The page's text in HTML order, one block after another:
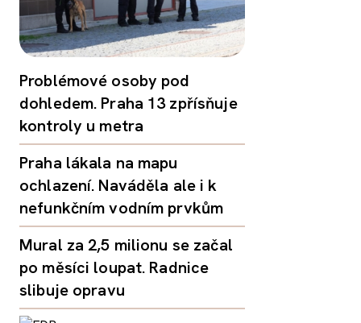
Problémové osoby pod
dohledem. Praha 13 zpřísňuje
kontroly u metra
Praha lákala na mapu
ochlazení. Naváděla ale i k
nefunkčním vodním prvkům
Mural za 2,5 milionu se začal
po měsíci loupat. Radnice
slibuje opravu